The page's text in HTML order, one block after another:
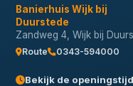
Banierhuis Wijk bij
Duurstede
Zandweg 4, Wijk bij
Route 0343-594000
Bekijk de